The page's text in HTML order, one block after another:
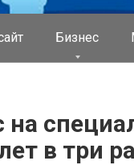
Бизнес
на
в три